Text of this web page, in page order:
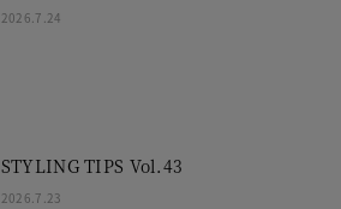
2026.7.24
STYLING TIPS Vol.43
2026.7.23